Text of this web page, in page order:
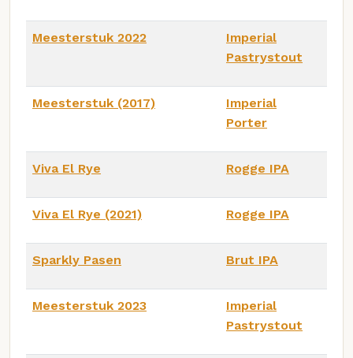
Meesterstuk 2022
Imperial
Pastrystout
Meesterstuk (2017)
Imperial
Porter
Viva El Rye Rogge IPA
Viva El Rye (2021) Rogge IPA
Sparkly Pasen Brut IPA
Meesterstuk 2023
Imperial
Pastrystout